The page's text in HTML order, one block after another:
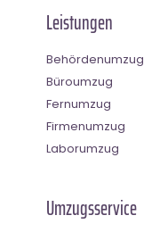
Leistungen
Behördenumzug
Büroumzug
Fernumzug
Firmenumzug
Laborumzug
Umzugsservice